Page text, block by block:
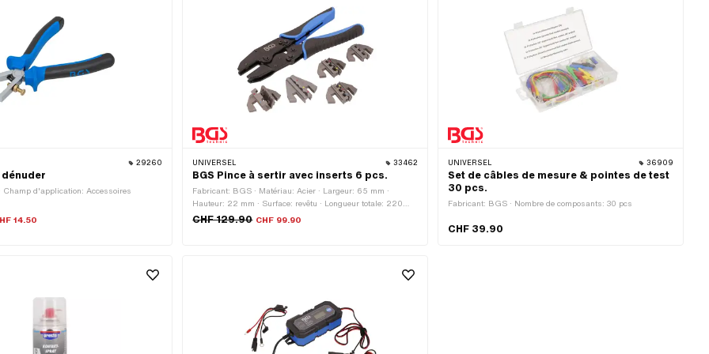
29260
dénuder
Champ d'application: Accessoires
14.50
UNIVERSEL 33462
BGS Pince à sertir avec inserts 6 pcs.
Fabricant: BGS · Matériau: Acier · Largeur: 65 mm ·
Hauteur: 22 mm · Surface: revêtu · Longueur totale: 220
mm · Nombre de composants: 6 pcs · Champ d'application:
CHF 129.90 CHF 99.90
UNIVERSEL 36909
Set de câbles de mesure & pointes de test
30 pcs.
Fabricant: BGS · Nombre de composants: 30 pcs
CHF 39.90